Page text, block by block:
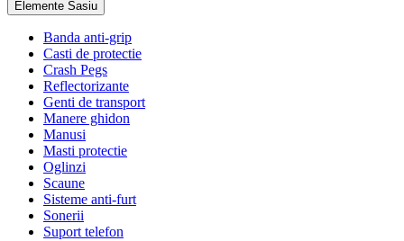
Elemente Sasiu
Banda anti-grip
Casti de protectie
Crash Pegs
Reflectorizante
Genti de transport
Manere ghidon
Manusi
Masti protectie
Oglinzi
Scaune
Sisteme anti-furt
Sonerii
Suport telefon